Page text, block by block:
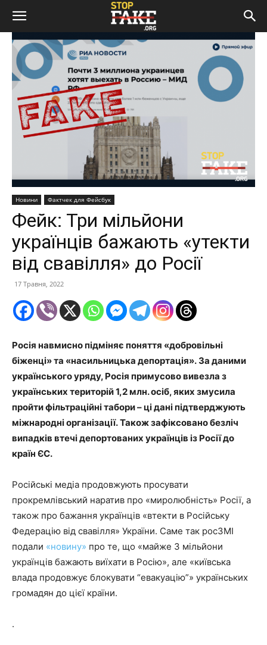
Новини Фактчек для Фейсбук
Фейк: Три мільйони
українців бажають «утекти
від свавілля» до Росії
17 Травня, 2022
Росія навмисно підміняє поняття «добровільні
біженці» та «насильницька депортація». За даними
українського уряду, Росія примусово вивезла з
українських територій 1,2 млн. осіб, яких змусила
пройти фільтраційні табори – ці дані підтверджують
міжнародні організації. Також зафіксовано безліч
випадків втечі депортованих українців із Росії до
країн ЄС.
Російські медіа продовжують просувати
прокремлівський наратив про «миролюбність» Росії, а
також про бажання українців «втекти в Російську
Федерацію від свавілля» України. Саме так росЗМІ
подали «новину» про те, що «майже 3 мільйони
українців бажають виїхати в Росію», але «київська
влада продовжує блокувати “евакуацію”» українських
громадян до цієї країни.
.